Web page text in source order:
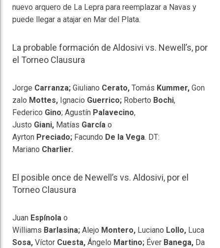
nuevo arquero de La Lepra para reemplazar a Navas y
puede llegar a atajar en Mar del Plata.
La probable formación de Aldosivi vs. Newell’s, por
el Torneo Clausura
Jorge Carranza; Giuliano Cerato, Tomás Kummer, Gon
zalo Mottes, Ignacio Guerrico; Roberto Bochi,
Federico Gino; Agustín Palavecino,
Justo Giani, Matías García o
Ayrton Preciado; Facundo De la Vega. DT:
Mariano Charlier.
El posible once de Newell’s vs. Aldosivi, por el
Torneo Clausura
Juan Espínola o
Williams Barlasina; Alejo Montero, Luciano Lollo, Luca
Sosa, Víctor Cuesta, Ángelo Martino; Éver Banega, Da